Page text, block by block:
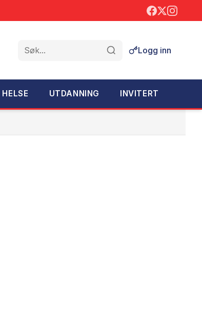
Søk
Logg inn
HELSE UTDANNING INVITERT